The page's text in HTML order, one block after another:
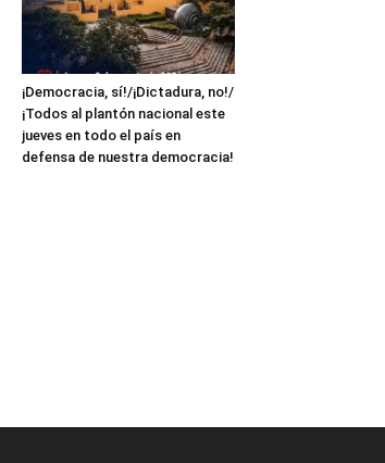
¡Democracia, sí!/¡Dictadura, no!/
¡Todos al plantón nacional este
jueves en todo el país en
defensa de nuestra democracia!